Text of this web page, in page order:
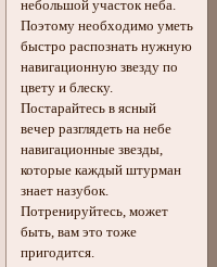
небольшой участок неба.
Поэтому необходимо уметь
быстро распознать нужную
навигационную звезду по
цвету и блеску.
Постарайтесь в ясный
вечер разглядеть на небе
навигационные звезды,
которые каждый штурман
знает назубок.
Потренируйтесь, может
быть, вам это тоже
пригодится.